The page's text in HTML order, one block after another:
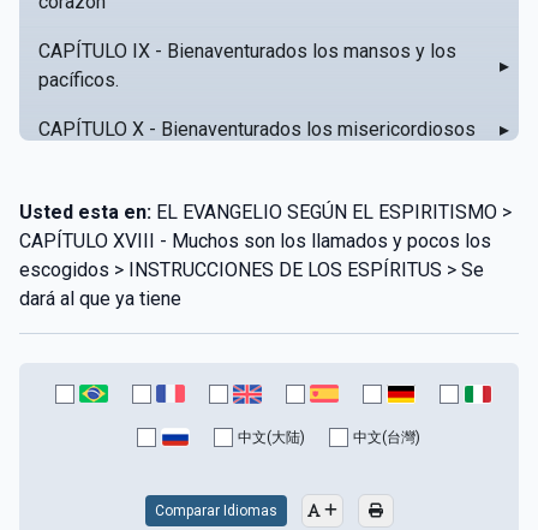
CAPÍTULO IX - Bienaventurados los mansos y los
pacíficos.
▸
CAPÍTULO X - Bienaventurados los misericordiosos ▸
CAPÍTULO XII - Amad a vuestros enemigos
CAPÍTULO XIII - No sepa tu izquierda lo que hace tu
derecha
CAPÍTULO XV - Sin caridad no hay salvación
CAPÍTULO XVI - No se puede servir a Dios y a las
Usted esta en: EL EVANGELIO SEGÚN EL ESPIRITISMO >
CAPÍTULO XVIII - Muchos son los llamados y pocos los
escogidos > INSTRUCCIONES DE LOS ESPÍRITUS > Se
dará al que ya tiene
中文(大陆) 中文(台灣)
Comparar Idiomas